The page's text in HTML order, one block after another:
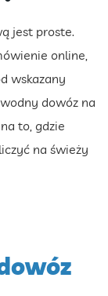
jest proste.
online,
wskazany
dowóz na
to, gdzie
na świeży